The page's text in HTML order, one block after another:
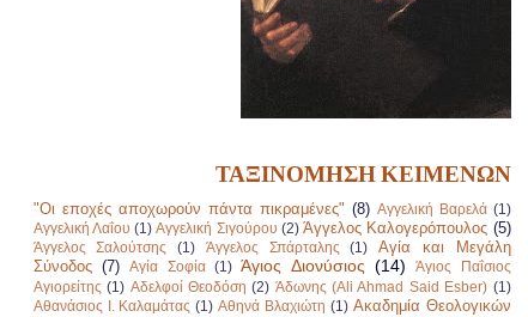
ΤΑΞΙΝΟΜΗΣΗ ΚΕΙΜΕΝΩΝ
"Οι εποχές αποχωρούν πάντα πικραμένες" (8) Αγγελική Βαρελά (1)
Αγγελική Λαΐου (1) Αγγελική Σιγούρου (2) Άγγελος Καλογερόπουλος (5)
Άγγελος Σαλούτσης (1) Άγγελος Σπάρταλης (1)
Αγία και Μεγάλη
Σύνοδος (7) Αγία Σοφία (1) Άγιος Διονύσιος (14)
Άγιος Παΐσιος
Αγιορείτης (1) Αδελφοί Θεοδόση (2) Άδωνης (Ali Ahmad Said Esber) (1)
Αθανάσιος Ι. Καλαμάτας (1) Αθηνά Βλαχιώτη (1) Ακαδημία Θεολογικών